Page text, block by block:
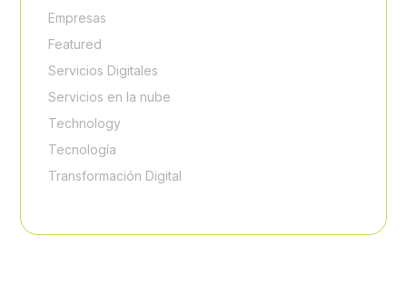
Empresas
Featured
Servicios Digitales
Servicios en la nube
Technology
Tecnología
Transformación Digital